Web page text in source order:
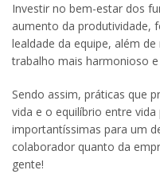
Investir no bem-estar dos
aumento da produtividade,
lealdade da equipe, além
trabalho mais harmonioso
Sendo assim, práticas que
vida e o equilíbrio entre
importantíssimas para um
colaborador quanto da
gente!